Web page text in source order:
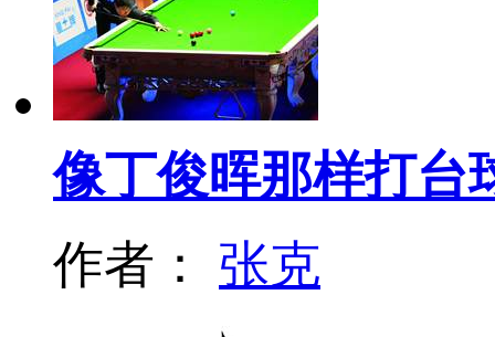
像丁俊晖那样打台
作者： 张克